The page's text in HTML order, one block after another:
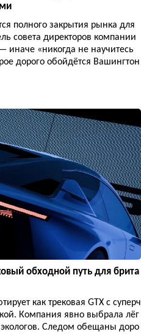
полного закрытия рынка для
совета директоров компании
иначе «никогда не научитесь
дорого обойдётся Вашингтон
обходной путь для брита
как трековая GTX с суперч
Компания явно выбрала лёг
Следом обещаны доро